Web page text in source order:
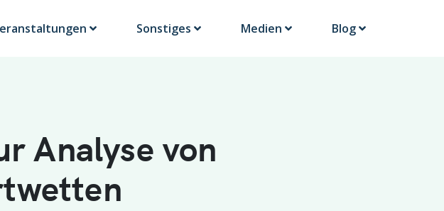
Sonstiges Medien Blog
Analyse von